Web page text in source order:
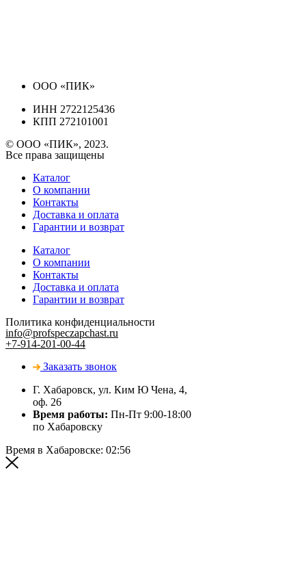
ООО «ПИК»
ИНН 2722125436
КПП 272101001
© ООО «ПИК», 2023.
Все права защищены
Каталог
О компании
Контакты
Доставка и оплата
Гарантии и возврат
Каталог
О компании
Контакты
Доставка и оплата
Гарантии и возврат
Политика конфиденциальности
info@profspeczapchast.ru
+7-914-201-00-44
Заказать звонок
Г. Хабаровск, ул. Ким Ю Чена, 4,
оф. 26
Время работы: Пн-Пт 9:00-18:00
по Хабаровску
Время в Хабаровске: 02:56